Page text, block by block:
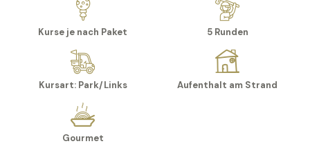
Kurse je nach Paket 5 Runden
Kursart: Park/Links Aufenthalt am Strand
Gourmet